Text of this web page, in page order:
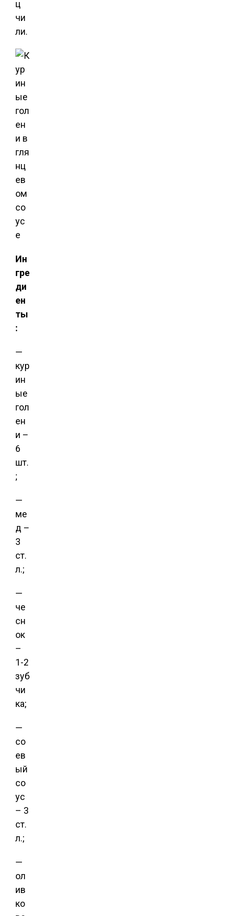
ц
чи
ли.
Ин
гре
ди
ен
ты
:
—
кур
ин
ые
гол
ен
и –
6
шт.
;
—
ме
д –
3
ст.
л.;
—
че
сн
ок
–
1-2
зуб
чи
ка;
—
со
ев
ый
со
ус
– 3
ст.
л.;
—
ол
ив
ко